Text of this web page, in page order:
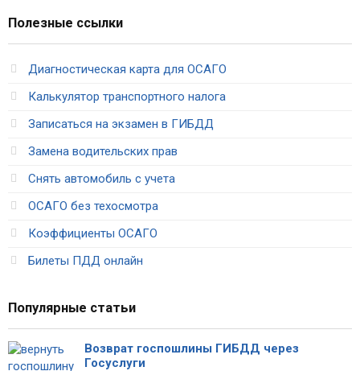
Полезные ссылки
Диагностическая карта для ОСАГО
Калькулятор транспортного налога
Записаться на экзамен в ГИБДД
Замена водительских прав
Снять автомобиль с учета
ОСАГО без техосмотра
Коэффициенты ОСАГО
Билеты ПДД онлайн
Популярные статьи
Возврат госпошлины ГИБДД через
Госуслуги